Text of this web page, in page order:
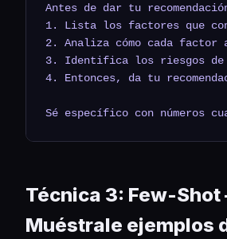
Antes de dar tu
1. Lista los factores que
2. Analiza cómo cada
3. Identifica los riesgos
4. Entonces, da tu
Sé específico con números
Técnica 3: Few-
Muéstrale ejemplos